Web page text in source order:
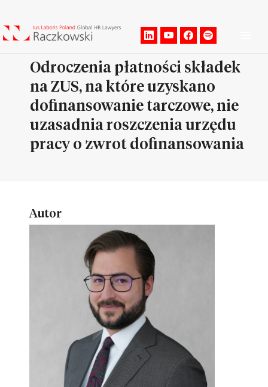
Odroczenia płatności składek
na ZUS, na które uzyskano
dofinansowanie tarczowe, nie
uzasadnia roszczenia urzędu
pracy o zwrot dofinansowania
Autor